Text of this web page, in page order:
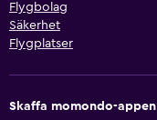
Flygbolag
Säkerhet
Flygplatser
Skaffa momondo-appen